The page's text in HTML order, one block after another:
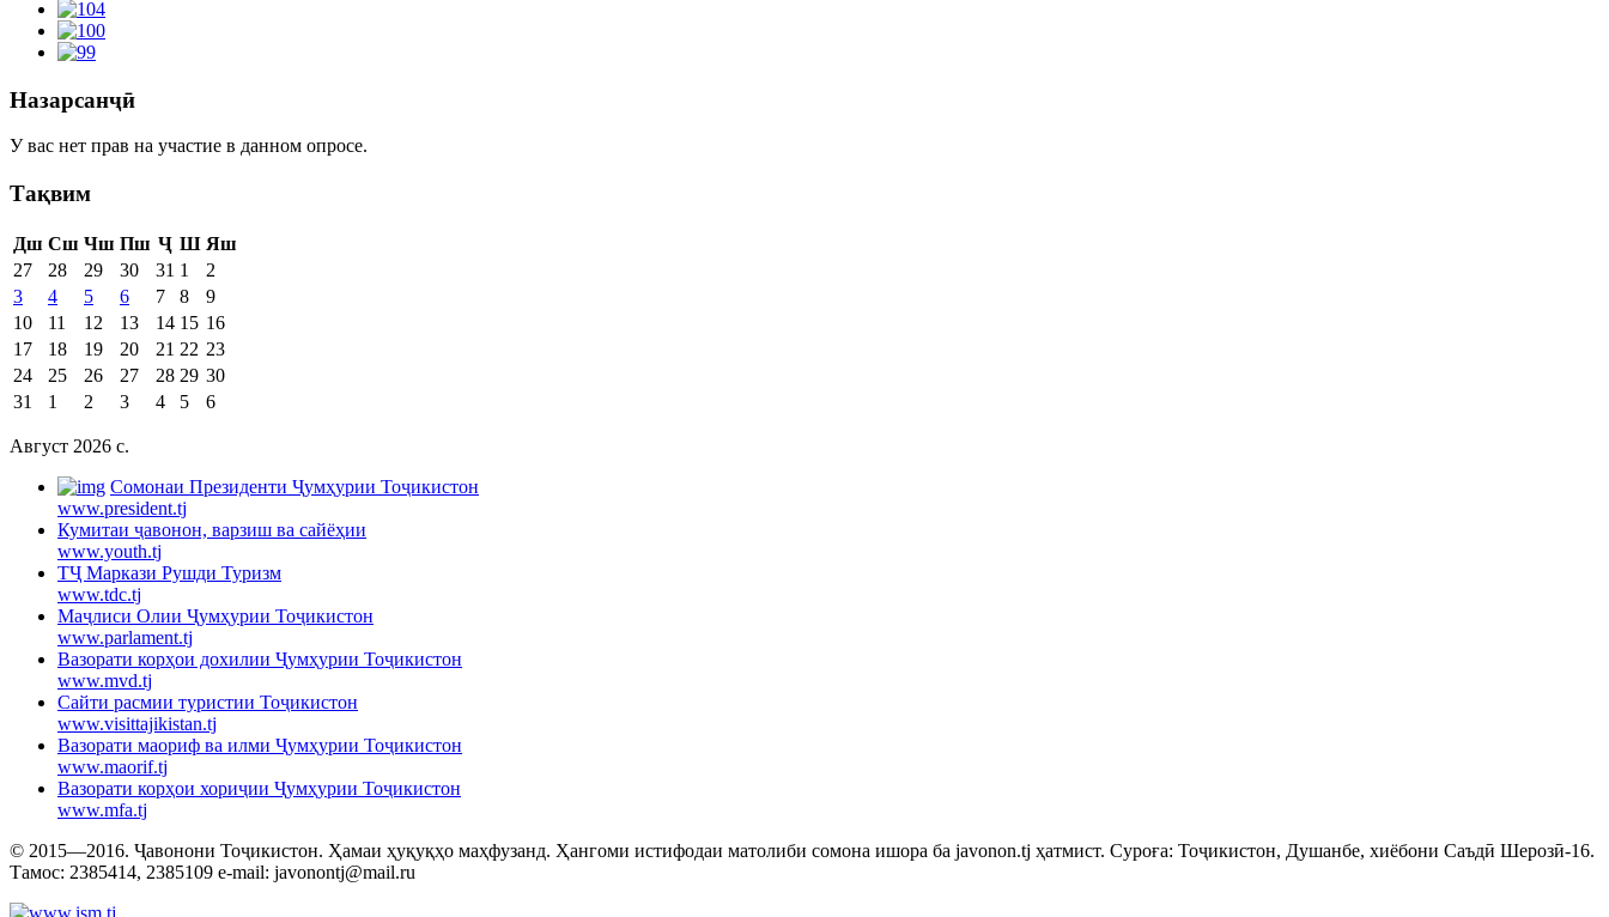
Назарсанҷӣ
У вас нет прав на участие в данном опросе.
Тақвим
Дш Сш Чш Пш Ҷ Ш Яш
27
28 29 30 31 1
2
3
4 5 6 7 8
9
10
11 12 13 14 15 16
17
18 19 20 21 22 23
24
25 26 27 28 29 30
31
1 2 3 4 5 6
Август 2026 c.
Cомонаи Президенти Ҷумҳурии Тоҷикистон
www.president.tj
Кумитаи ҷавонон, варзиш ва сайёҳии
www.youth.tj
ТҶ Маркази Рушди Туризм
www.tdc.tj
Маҷлиси Олии Ҷумҳурии Тоҷикистон
www.parlament.tj
Вазорати корҳои дохилии Ҷумҳурии Тоҷикистон
www.mvd.tj
Сайти расмии туристии Тоҷикистон
www.visittajikistan.tj
Вазорати маориф ва илми Ҷумҳурии Тоҷикистон
www.maorif.tj
Вазорати корҳои хориҷии Ҷумҳурии Тоҷикистон
www.mfa.tj
© 2015—2016. Ҷавонони Тоҷикистон. Ҳамаи ҳуқуқҳо маҳфузанд. Ҳангоми истифодаи матолиби сомона ишора ба javonon.tj ҳатмист. Суроға: Тоҷикистон, Душанбе, хиёбони Саъдӣ Шерозӣ-16.
Тамос: 2385414, 2385109 e-mail: javonontj@mail.ru